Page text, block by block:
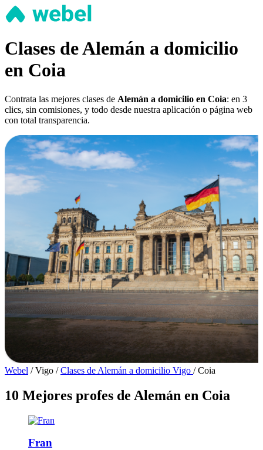
Clases de Alemán a domicilio
en Coia
Contrata las mejores clases de Alemán a domicilio en Coia: en 3
clics, sin comisiones, y todo desde nuestra aplicación o página web
con total transparencia.
Webel / Vigo / Clases de Alemán a domicilio Vigo / Coia
10 Mejores profes de Alemán en Coia
Fran